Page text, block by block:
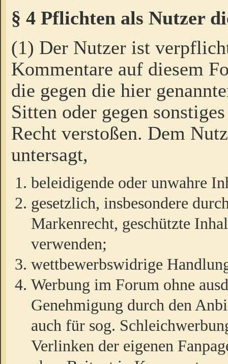
§ 4 Pflichten als Nutzer
(1) Der Nutzer ist
Kommentare auf diesem
die gegen die hier
Sitten oder gegen
Recht verstoßen. Dem
untersagt,
beleidigende oder unwahre
gesetzlich, insbesondere
Markenrecht, geschützte
verwenden;
wettbewerbswidrige
Werbung im Forum ohne
Genehmigung durch den
auch für sog.
Verlinken der eigenen